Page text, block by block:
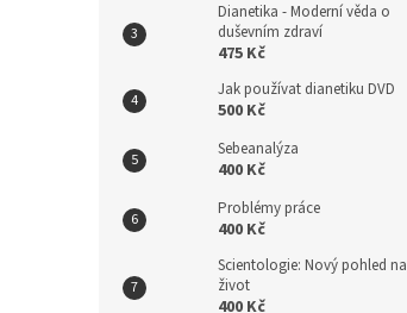
Dianetika - Moderní věda o
duševním zdraví
475 Kč
Jak používat dianetiku DVD
500 Kč
Sebeanalýza
400 Kč
Problémy práce
400 Kč
Scientologie: Nový pohled na
život
400 Kč